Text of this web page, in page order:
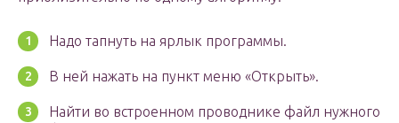
Надо тапнуть на ярлык программы.
В ней нажать на пункт меню «Открыть».
Найти во встроенном проводнике файл нужного